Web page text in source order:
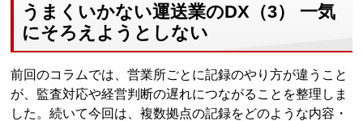
うまくいかない運送業のDX（3） 一気
にそろえようとしない
前回のコラムでは、営業所ごとに記録のやり方が違うこと
が、監査対応や経営判断の遅れにつながることを整理しま
した。続いて今回は、複数拠点の記録をどのような内容・